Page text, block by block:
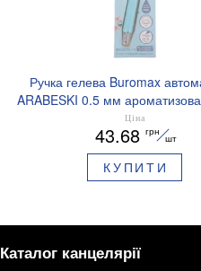
Ручка гелева Buromax
ARABESKI 0.5 мм
синє чорнило в блістері
Ціна
43.68 грн
шт
КУПИТИ
Каталог канцелярії